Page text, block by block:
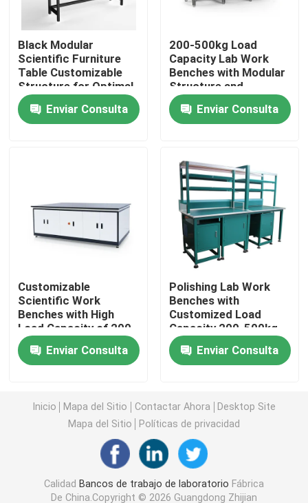
Control de Calidad
Contacto
Solicitar una cotización
Capilla del humo del laboratorio
Armario de almacenamiento de laboratorio
Banco de la balanza del laboratorio
Cuadro de trabajo de banco de laboratorio
Accesorios para muebles de laboratorio
Silla plegable del auditorio
Silla elevadora de laboratorio
Black Modular
Scientific Furniture
Table Customizable
Structure for Optimal
Functionality and
Space Utilization
Enviar Consulta
200-500kg Load
Capacity Lab Work
Benches with Modular
Structure and
Optional Accessories
Enviar Consulta
Customizable
Scientific Work
Benches with High
Load Capacity of 200-
500kg
Enviar Consulta
Polishing Lab Work
Benches with
Customized Load
Capacity 200-500kg
and Powder Coating
Enviar Consulta
Inicio Mapa del Sitio Contactar Ahora
Desktop Site
Mapa del Sitio
Políticas de privacidad
Calidad Bancos de trabajo de laboratorio Fábrica
De China.Copyright © 2026 Guangdong Zhijian